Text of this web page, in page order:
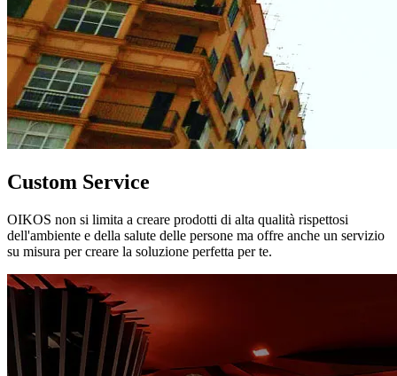
Custom Service
OIKOS non si limita a creare prodotti di alta qualità rispettosi
dell'ambiente e della salute delle persone ma offre anche un servizio
su misura per creare la soluzione perfetta per te.